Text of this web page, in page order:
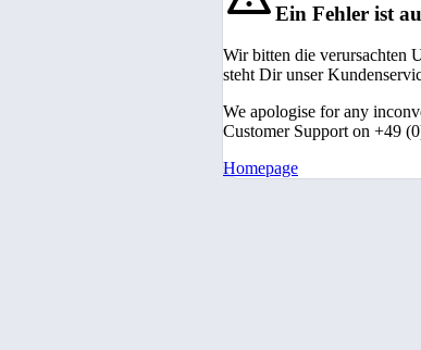
Ein Fehler ist
Wir bitten die verursachten
steht Dir unser
We apologise for any
Customer Support on +49
Homepage